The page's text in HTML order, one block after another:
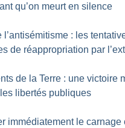
qu’on meurt en silence
l’antisémitisme : les
de réappropriation par
de la Terre : une victoire
libertés publiques
immédiatement le